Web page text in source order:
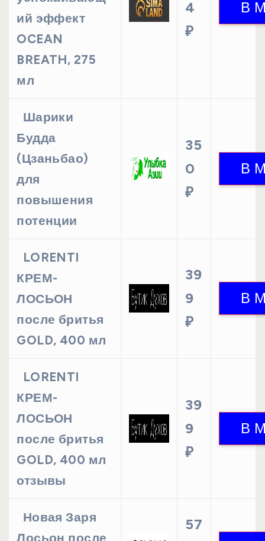
ий эффект
OCEAN
BREATH, 275
мл
4
₽
Шарики
Будда
(Цзаньбао)
для
повышения
потенции
35
0
₽
LORENTI
КРЕМ-
ЛОСЬОН
после бритья
GOLD, 400 мл
39
9
₽
LORENTI
КРЕМ-
ЛОСЬОН
после бритья
GOLD, 400 мл
отзывы
39
9
₽
Новая Заря
Лосьон после
57